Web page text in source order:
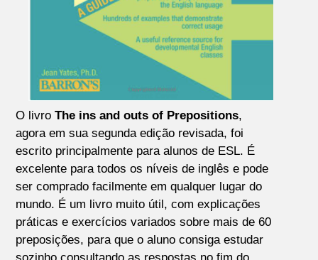
O livroThe ins and outs of Prepositions,
agora em sua segunda edição revisada, foi
escrito principalmente para alunos de ESL. É
excelente para todos os níveis de inglês e pode
ser comprado facilmente em qualquer lugar do
mundo. É um livro muito útil, com explicações
práticas e exercícios variados sobre mais de 60
preposições, para que o aluno consiga estudar